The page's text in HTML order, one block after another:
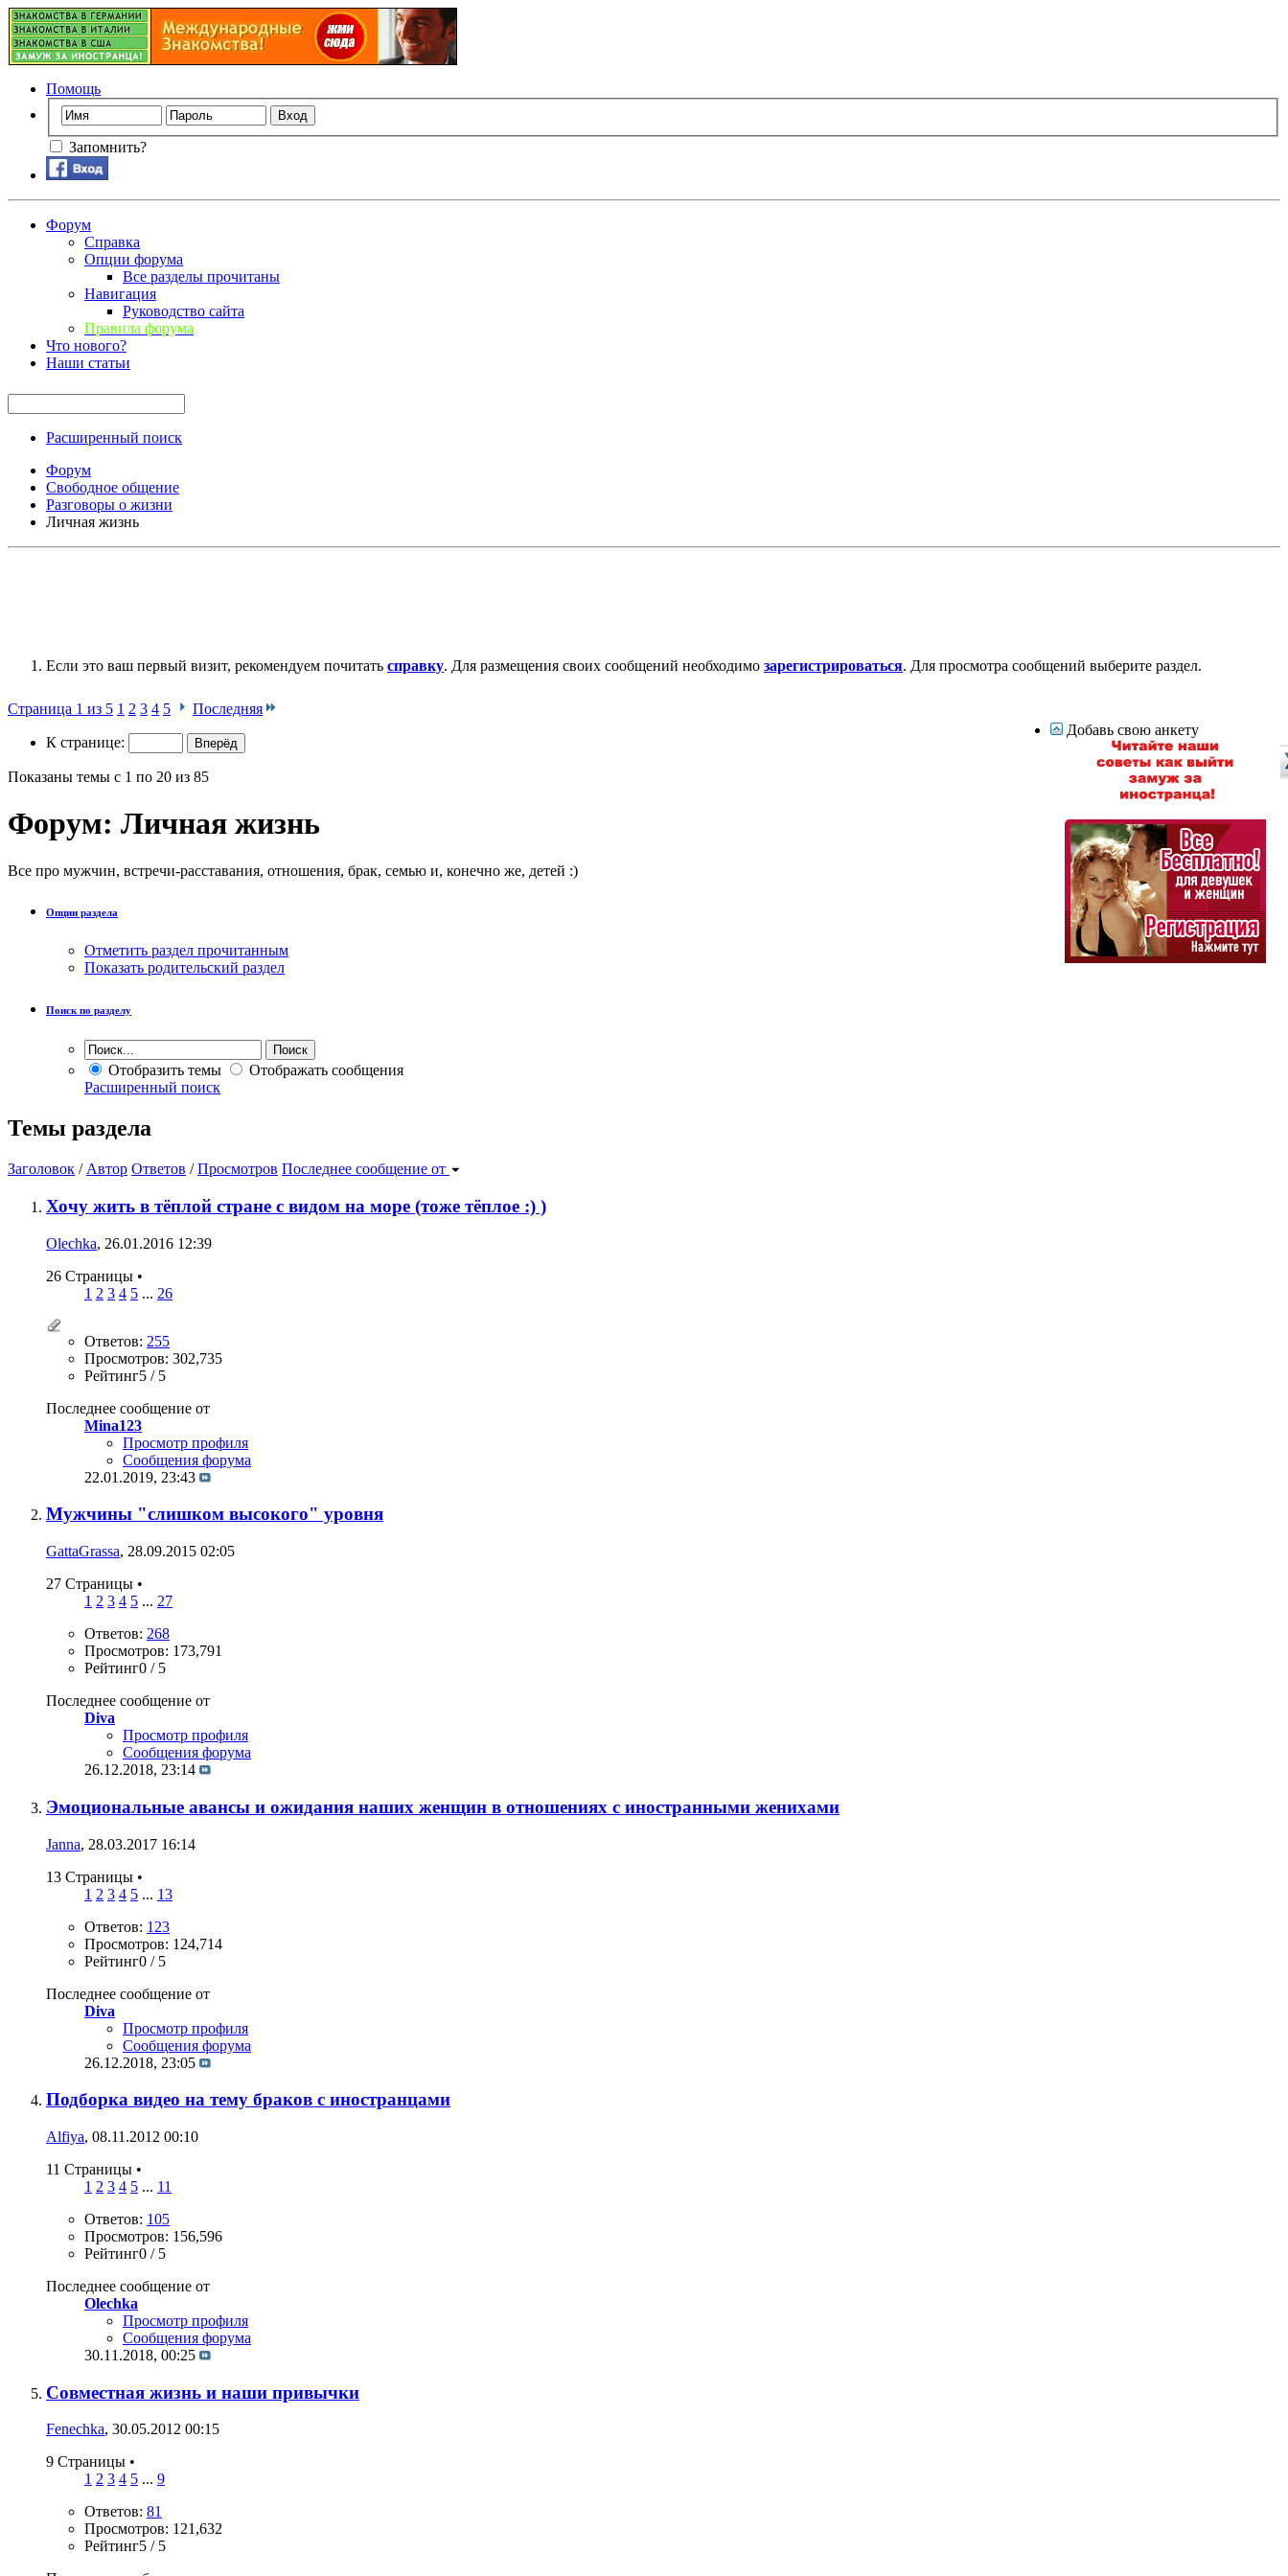
Помощь
Запомнить?
Форум
Справка
Опции форума
Все разделы прочитаны
Навигация
Руководство сайта
Правила форума
Что нового?
Наши статьи
Расширенный поиск
Форум
Свободное общение
Разговоры о жизни
Личная жизнь
Если это ваш первый визит, рекомендуем почитать справку. Для размещения своих сообщений необходимо зарегистрироваться. Для просмотра сообщений выберите раздел.
Страница 1 из 5 1 2 3 4 5 Последняя
К странице:
Показаны темы с 1 по 20 из 85
Форум: Личная жизнь
Все про мужчин, встречи-расставания, отношения, брак, семью и, конечно же, детей :)
Опции раздела
Отметить раздел прочитанным
Показать родительский раздел
Поиск по разделу
Отобразить темы
Отображать сообщения
Расширенный поиск
Темы раздела
Заголовок / Автор Ответов /Просмотров Последнее сообщение от
Хочу жить в тёплой стране с видом на море (тоже тёплое :) )
Olechka, 26.01.2016 12:39
26 Страницы •
1 2 3 4 5 ... 26
Ответов: 255
Просмотров: 302,735
Рейтинг5 / 5
Последнее сообщение от
Mina123
Просмотр профиля
Сообщения форума
22.01.2019, 23:43
Мужчины "слишком высокого" уровня
GattaGrassa, 28.09.2015 02:05
27 Страницы •
1 2 3 4 5 ... 27
Ответов: 268
Просмотров: 173,791
Рейтинг0 / 5
Последнее сообщение от
Diva
Просмотр профиля
Сообщения форума
26.12.2018, 23:14
Эмоциональные авансы и ожидания наших женщин в отношениях с иностранными женихами
Janna, 28.03.2017 16:14
13 Страницы •
1 2 3 4 5 ... 13
Ответов: 123
Просмотров: 124,714
Рейтинг0 / 5
Последнее сообщение от
Diva
Просмотр профиля
Сообщения форума
26.12.2018, 23:05
Подборка видео на тему браков с иностранцами
Alfiya, 08.11.2012 00:10
11 Страницы •
1 2 3 4 5 ... 11
Ответов: 105
Просмотров: 156,596
Рейтинг0 / 5
Последнее сообщение от
Olechka
Просмотр профиля
Сообщения форума
30.11.2018, 00:25
Совместная жизнь и наши привычки
Fenechka, 30.05.2012 00:15
9 Страницы •
1 2 3 4 5 ... 9
Ответов: 81
Просмотров: 121,632
Рейтинг5 / 5
Добавь свою анкету